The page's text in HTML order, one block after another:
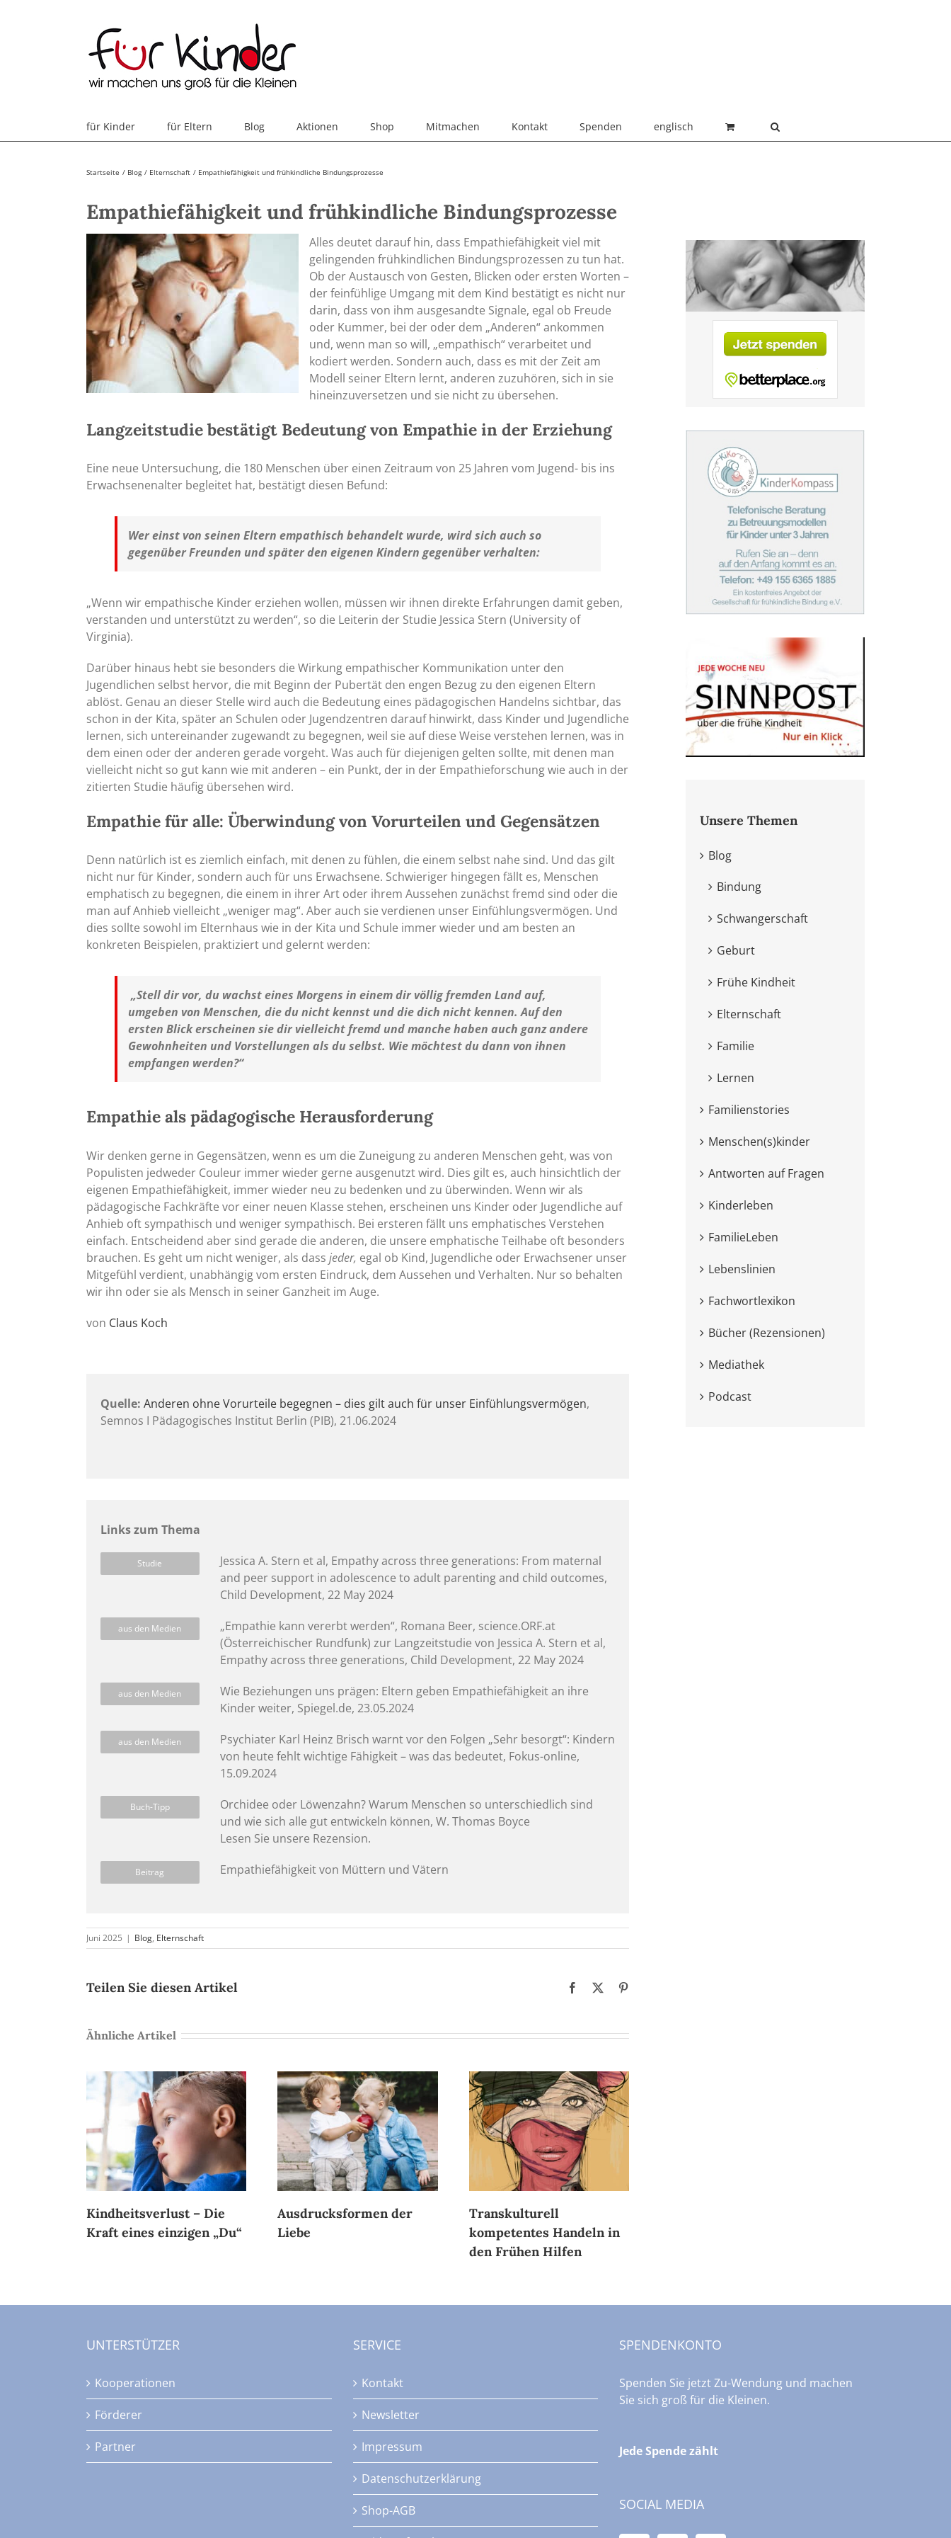
für Kinder für Eltern Blog Aktionen Shop Mitmachen Kontakt Spenden englisch
Startseite Blog Elternschaft Empathiefähigkeit und frühkindliche Bindungsprozesse
Empathiefähigkeit und frühkindliche Bindungsprozesse
Alles deutet darauf hin, dass Empathiefähigkeit viel mit
gelingenden frühkindlichen Bindungsprozessen zu tun hat.
Ob der Austausch von Gesten, Blicken oder ersten Worten –
der feinfühlige Umgang mit dem Kind bestätigt es nicht nur
darin, dass von ihm ausgesandte Signale, egal ob Freude
oder Kummer, bei der oder dem „Anderen“ ankommen
und, wenn man so will, „empathisch“ verarbeitet und
kodiert werden. Sondern auch, dass es mit der Zeit am
Modell seiner Eltern lernt, anderen zuzuhören, sich in sie
hineinzuversetzen und sie nicht zu übersehen.
Langzeitstudie bestätigt Bedeutung von Empathie in der Erziehung
Eine neue Untersuchung, die 180 Menschen über einen Zeitraum von 25 Jahren vom Jugend- bis ins
Erwachsenenalter begleitet hat, bestätigt diesen Befund:
Wer einst von seinen Eltern empathisch behandelt wurde, wird sich auch so
gegenüber Freunden und später den eigenen Kindern gegenüber verhalten:
„Wenn wir empathische Kinder erziehen wollen, müssen wir ihnen direkte Erfahrungen damit geben,
verstanden und unterstützt zu werden“, so die Leiterin der Studie Jessica Stern (University of
Virginia).
Darüber hinaus hebt sie besonders die Wirkung empathischer Kommunikation unter den
Jugendlichen selbst hervor, die mit Beginn der Pubertät den engen Bezug zu den eigenen Eltern
ablöst. Genau an dieser Stelle wird auch die Bedeutung eines pädagogischen Handelns sichtbar, das
schon in der Kita, später an Schulen oder Jugendzentren darauf hinwirkt, dass Kinder und Jugendliche
lernen, sich untereinander zugewandt zu begegnen, weil sie auf diese Weise verstehen lernen, was in
dem einen oder der anderen gerade vorgeht. Was auch für diejenigen gelten sollte, mit denen man
vielleicht nicht so gut kann wie mit anderen – ein Punkt, der in der Empathieforschung wie auch in der
zitierten Studie häufig übersehen wird.
Empathie für alle: Überwindung von Vorurteilen und Gegensätzen
Denn natürlich ist es ziemlich einfach, mit denen zu fühlen, die einem selbst nahe sind. Und das gilt
nicht nur für Kinder, sondern auch für uns Erwachsene. Schwieriger hingegen fällt es, Menschen
emphatisch zu begegnen, die einem in ihrer Art oder ihrem Aussehen zunächst fremd sind oder die
man auf Anhieb vielleicht „weniger mag“. Aber auch sie verdienen unser Einfühlungsvermögen. Und
dies sollte sowohl im Elternhaus wie in der Kita und Schule immer wieder und am besten an
konkreten Beispielen, praktiziert und gelernt werden:
„Stell dir vor, du wachst eines Morgens in einem dir völlig fremden Land auf,
umgeben von Menschen, die du nicht kennst und die dich nicht kennen. Auf den
ersten Blick erscheinen sie dir vielleicht fremd und manche haben auch ganz andere
Gewohnheiten und Vorstellungen als du selbst. Wie möchtest du dann von ihnen
empfangen werden?“
Empathie als pädagogische Herausforderung
Wir denken gerne in Gegensätzen, wenn es um die Zuneigung zu anderen Menschen geht, was von
Populisten jedweder Couleur immer wieder gerne ausgenutzt wird. Dies gilt es, auch hinsichtlich der
eigenen Empathiefähigkeit, immer wieder neu zu bedenken und zu überwinden. Wenn wir als
pädagogische Fachkräfte vor einer neuen Klasse stehen, erscheinen uns Kinder oder Jugendliche auf
Anhieb oft sympathisch und weniger sympathisch. Bei ersteren fällt uns emphatisches Verstehen
einfach. Entscheidend aber sind gerade die anderen, die unsere emphatische Teilhabe oft besonders
brauchen. Es geht um nicht weniger, als dass jeder, egal ob Kind, Jugendliche oder Erwachsener unser
Mitgefühl verdient, unabhängig vom ersten Eindruck, dem Aussehen und Verhalten. Nur so behalten
wir ihn oder sie als Mensch in seiner Ganzheit im Auge.
von Claus Koch
Quelle: Anderen ohne Vorurteile begegnen – dies gilt auch für unser Einfühlungsvermögen,
Semnos I Pädagogisches Institut Berlin (PIB), 21.06.2024
Links zum Thema
Studie
Jessica A. Stern et al, Empathy across three generations: From maternal
and peer support in adolescence to adult parenting and child outcomes,
Child Development, 22 May 2024
aus den Medien
„Empathie kann vererbt werden“, Romana Beer, science.ORF.at
(Österreichischer Rundfunk) zur Langzeitstudie von Jessica A. Stern et al,
Empathy across three generations, Child Development, 22 May 2024
aus den Medien
Wie Beziehungen uns prägen: Eltern geben Empathiefähigkeit an ihre
Kinder weiter, Spiegel.de, 23.05.2024
aus den Medien
Psychiater Karl Heinz Brisch warnt vor den Folgen „Sehr besorgt“: Kindern
von heute fehlt wichtige Fähigkeit – was das bedeutet, Fokus-online,
15.09.2024
Buch-Tipp
Orchidee oder Löwenzahn? Warum Menschen so unterschiedlich sind
und wie sich alle gut entwickeln können, W. Thomas Boyce
Lesen Sie unsere Rezension.
Beitrag Empathiefähigkeit von Müttern und Vätern
Juni 2025 | Blog, Elternschaft
Teilen Sie diesen Artikel Facebook
Ähnliche Artikel
Kindheitsverlust – Die
Kraft eines einzigen „Du“
Ausdrucksformen der
Liebe
Transkulturell
kompetentes Handeln in
den Frühen Hilfen
Unsere Themen
Blog
Bindung
Schwangerschaft
Geburt
Frühe Kindheit
Elternschaft
Familie
Lernen
Familienstories
Menschen(s)kinder
Antworten auf Fragen
Kinderleben
FamilieLeben
Lebenslinien
Fachwortlexikon
Bücher (Rezensionen)
Mediathek
Podcast
UNTERSTÜTZER
Kooperationen
Förderer
Partner
SERVICE
Kontakt
Newsletter
Impressum
Datenschutzerklärung
Shop-AGB
SPENDENKONTO
Spenden Sie jetzt Zu-Wendung und machen
Sie sich groß für die Kleinen.
Jede Spende zählt
SOCIAL MEDIA